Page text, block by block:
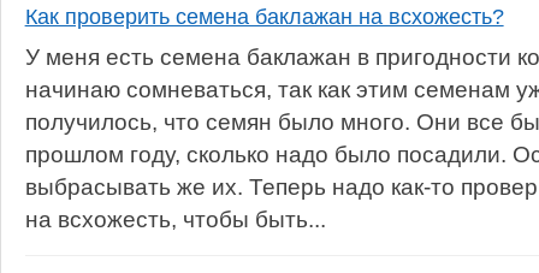
Как проверить семена баклажан на всхожесть?
У меня есть семена баклажан в пригодности
начинаю сомневаться, так как этим семенам
получилось, что семян было много. Они все
прошлом году, сколько надо было посадили.
выбрасывать же их. Теперь надо как-то
на всхожесть, чтобы быть...